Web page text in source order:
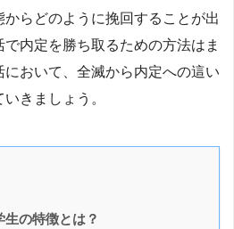
らどのように挽回することが出
内定を勝ち取るための方法はま
おいて、全滅から内定への這い
きましょう。
の特徴とは？